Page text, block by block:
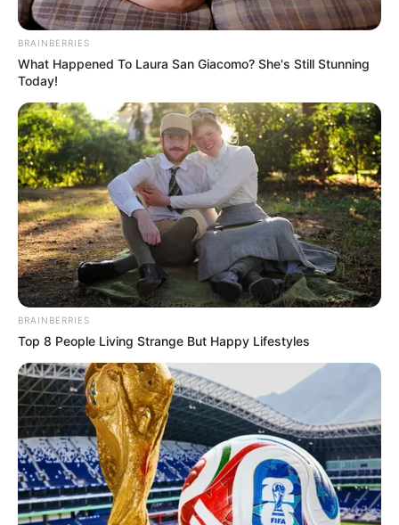
PostedFriss hírek
Most jött a rendkívüli hír Koltai
Róbertről! A hír sajnos igaz…
bySzerző • November 17, 2025
BRAINBERRIES
What Happened To Laura San Giacomo? She's Still Stunning
Today!
BRAINBERRIES
Top 8 People Living Strange But Happy Lifestyles